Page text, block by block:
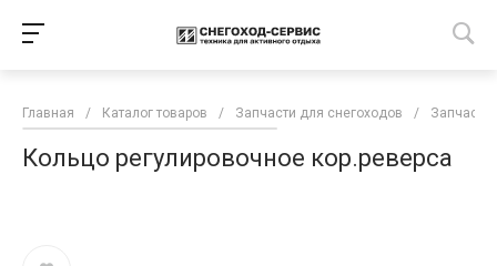
Главная / Каталог товаров / Запчасти для снегоходов / Запчасти
Кольцо регулировочное кор.реверса